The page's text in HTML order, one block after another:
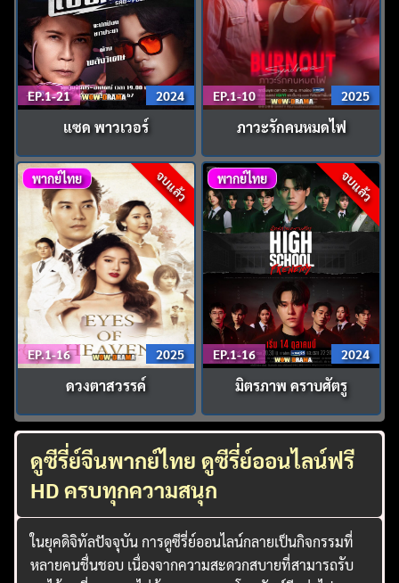
EP.1-21 2024
แซด พาวเวอร์
EP.1-10 2025
ภาวะรักคนหมดไฟ
จบแล้ว
พากย์ไทย
EP.1-16 2025
ดวงตาสวรรค์
จบแล้ว
พากย์ไทย
EP.1-16 2024
มิตรภาพ คราบศัตรู
ดูซีรี่ย์จีนพากย์ไทย ดูซีรี่ย์ออนไลน์ฟรี
HD ครบทุกความสนุก
ในยุคดิจิทัลปัจจุบัน การดูซีรี่ย์ออนไลน์กลายเป็นกิจกรรมที่
หลายคนชื่นชอบ เนื่องจากความสะดวกสบายที่สามารถรับ